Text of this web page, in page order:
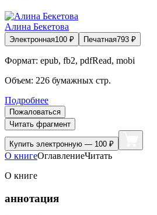
Алина Бекетова
Электронная100 ₽ Печатная793 ₽
Формат: epub, fb2, pdfRead, mobi
Объем: 226 бумажных стр.
Подробнее
Пожаловаться
Читать фрагмент
Купить электронную — 100 ₽
О книгеОглавлениеЧитать
О книге
аннотация